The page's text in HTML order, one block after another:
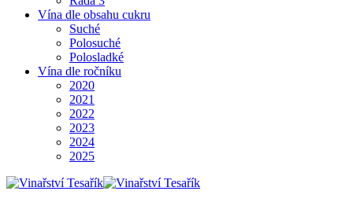
Vína dle obsahu cukru
Suché
Polosuché
Polosladké
Vína dle ročníku
2020
2021
2022
2023
2024
2025